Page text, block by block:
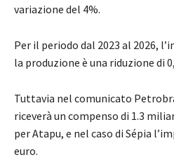
variazione del 4%.
Per il periodo dal 2023 al 2026,
la produzione è una riduzione di
Tuttavia nel comunicato
riceverà un compenso di 1.3
per Atapu, e nel caso di Sépia
euro.